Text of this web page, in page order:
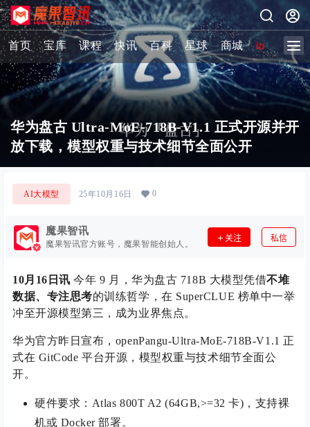
首页 宝库 课程 快讯 百科 星球 商城 image-2
华为盘古 Ultra-MoE-718B-V1.1 正式开源并开
放下载，模型权重与技术细节全面公开
AI大模型 25年10月16日 0
魔果智讯
魔果智讯官方账号，魔果智能创始人。
关注 私信
10月16日讯今年 9 月，华为盘古 718B 大模型凭借不堆
数据、专注思考的训练哲学，在 SuperCLUE 榜单中一举
冲至开源模型第三，成为业界焦点。
华为官方昨日宣布，openPangu-Ultra-MoE-718B-V1.1 正
式在 GitCode 平台开源，模型权重与技术细节全面公
开。
硬件要求：Atlas 800T A2 (64GB,>=32 卡)，支持裸
机或 Docker 部署。